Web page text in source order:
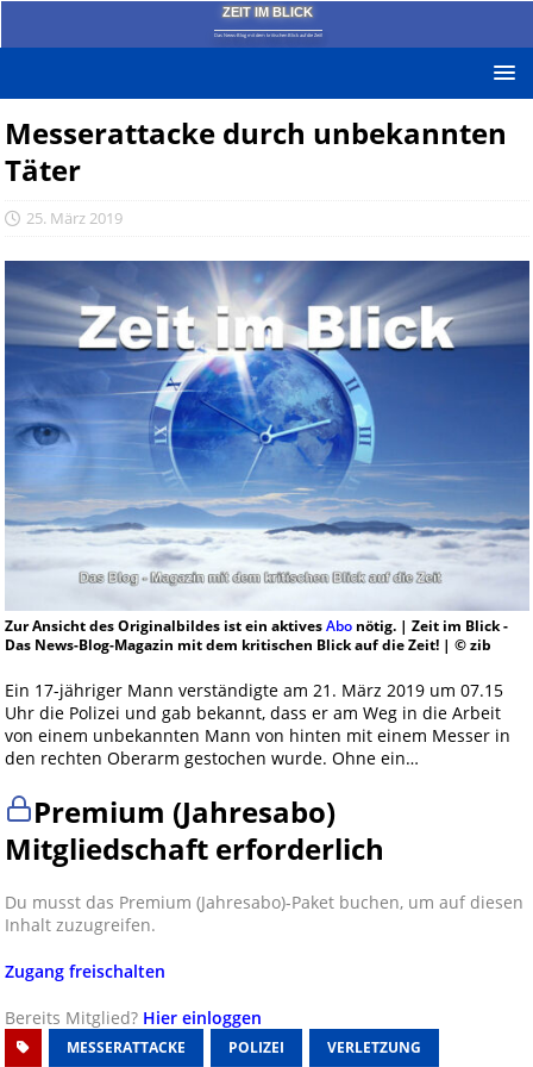
ZEIT IM BLICK
Das News-Blog mit dem kritischen Blick auf die Zeit!
Messerattacke durch unbekannten
Täter
25. März 2019
Zur Ansicht des Originalbildes ist ein aktivesAbonötig. | Zeit im Blick -
Das News-Blog-Magazin mit dem kritischen Blick auf die Zeit! | © zib
Ein 17-jähriger Mann verständigte am 21. März 2019 um 07.15
Uhr die Polizei und gab bekannt, dass er am Weg in die Arbeit
von einem unbekannten Mann von hinten mit einem Messer in
den rechten Oberarm gestochen wurde. Ohne ein…
Premium (Jahresabo)
Mitgliedschaft erforderlich
Du musst das Premium (Jahresabo)-Paket buchen, um auf diesen
Inhalt zuzugreifen.
Zugang freischalten
Bereits Mitglied? Hier einloggen
MESSERATTACKE POLIZEI VERLETZUNG